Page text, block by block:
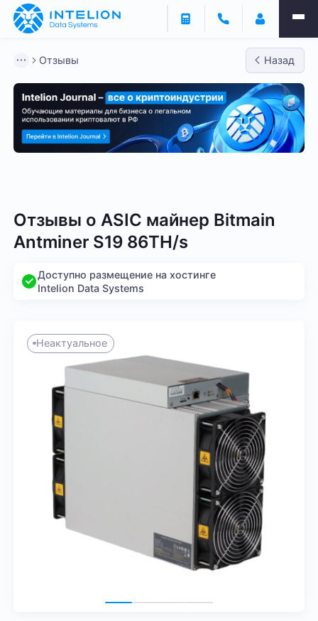
Отзывы Назад
Отзывы о ASIC майнер Bitmain
Antminer S19 86TH/s
Доступно размещение на хостинге
Intelion Data Systems
Неактуальное